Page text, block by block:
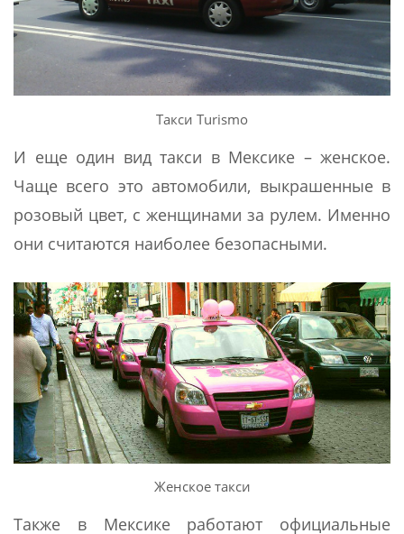
Такси Turismo
И еще один вид такси в Мексике – женское.
Чаще всего это автомобили, выкрашенные в
розовый цвет, с женщинами за рулем. Именно
они считаются наиболее безопасными.
Женское такси
Также в Мексике работают официальные